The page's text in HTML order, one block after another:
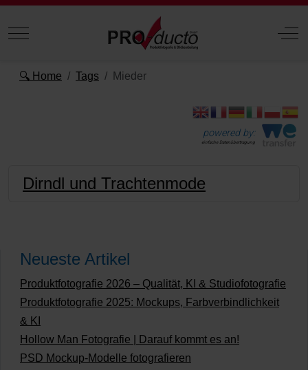
Mobile Menu Toggle Off-
🔍 Home Tags Mieder
powered by:
einfache Datenübertragung
Dirndl und Trachtenmode
Neueste Artikel
Produktfotografie 2026 – Qualität, KI & Studiofotografie
Produktfotografie 2025: Mockups, Farbverbindlichkeit
& KI
Hollow Man Fotografie | Darauf kommt es an!
PSD Mockup-Modelle fotografieren